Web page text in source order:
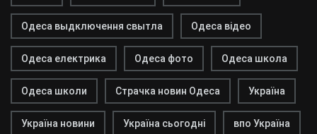
Одеса выдключення свытла Одеса відео
Одеса електрика Одеса фото Одеса школа
Одеса школи Страчка новин Одеса Україна
Україна новини Україна сьогодні впо Україна